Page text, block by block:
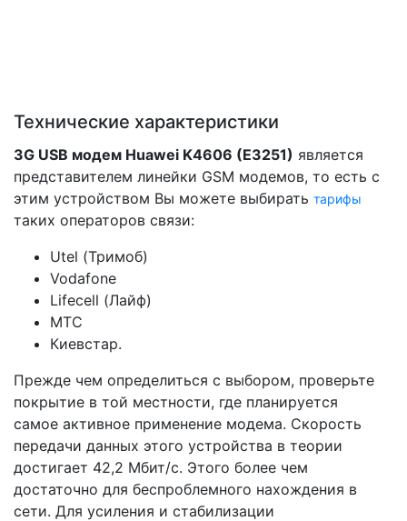
Технические характеристики
3G USB модем Huawei K4606 (E3251) является
представителем линейки GSM модемов, то есть с
этим устройством Вы можете выбирать тарифы
таких операторов связи:
Utel (Тримоб)
Vodafone
Lifecell (Лайф)
МТС
Киевстар.
Прежде чем определиться с выбором, проверьте
покрытие в той местности, где планируется
самое активное применение модема. Скорость
передачи данных этого устройства в теории
достигает 42,2 Мбит/с. Этого более чем
достаточно для беспроблемного нахождения в
сети. Для усиления и стабилизации